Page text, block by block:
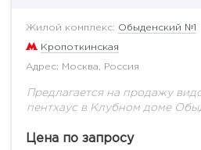
Жилой комплекс: Обыденский №1
Кропоткинская
Адрес: Москва, Россия
Предлагается на продажу
пентхаус в Клубном доме
1»— самый приватный дом в
Цена по запросу